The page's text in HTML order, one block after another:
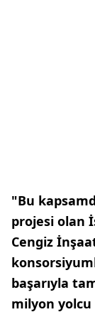
"Bu
projesi olan
Cengiz
başarıyla
milyon